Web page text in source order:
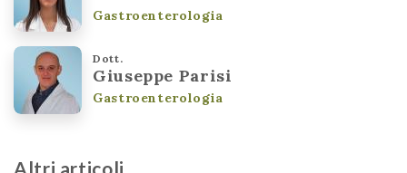
Gastroenterologia
Dott.
Giuseppe Parisi
Gastroenterologia
Altri articoli